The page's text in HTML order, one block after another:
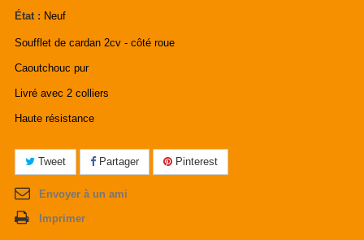
État : Neuf
Soufflet de cardan 2cv - côté roue
Caoutchouc pur
Livré avec 2 colliers
Haute résistance
Tweet Partager Pinterest
Envoyer à un ami
Imprimer